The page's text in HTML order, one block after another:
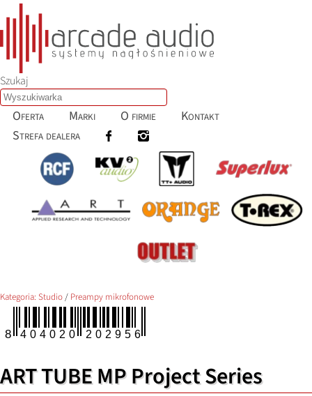
Szukaj
Oferta Marki O firmie
Kontakt
Strefa dealera
Kategoria: Studio/ Preampy mikrofonowe
ART TUBE MP Project Series